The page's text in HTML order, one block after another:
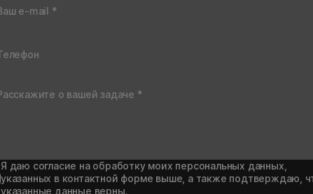
Я даю согласие на обработку моих персональных данных,
указанных в контактной форме выше, а также подтверждаю,
указанные данные верны.